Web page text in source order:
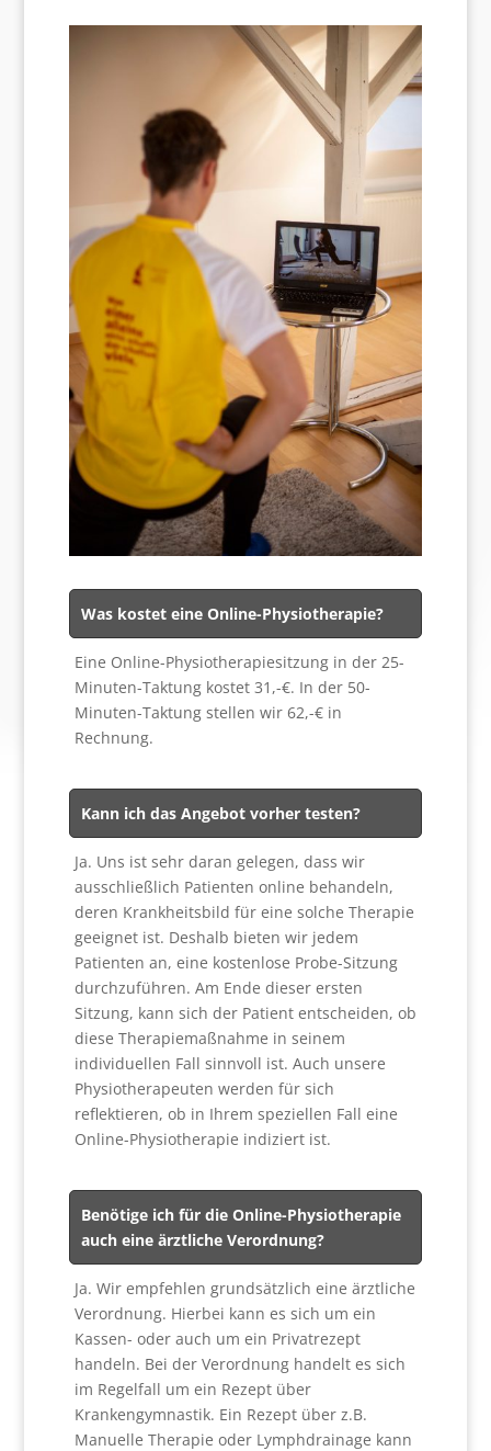
Was kostet eine Online-Physiotherapie?
Eine Online-Physiotherapiesitzung in der 25-
Minuten-Taktung kostet 31,-€. In der 50-
Minuten-Taktung stellen wir 62,-€ in
Rechnung.
Kann ich das Angebot vorher testen?
Ja. Uns ist sehr daran gelegen, dass wir
ausschließlich Patienten online behandeln,
deren Krankheitsbild für eine solche Therapie
geeignet ist. Deshalb bieten wir jedem
Patienten an, eine kostenlose Probe-Sitzung
durchzuführen. Am Ende dieser ersten
Sitzung, kann sich der Patient entscheiden, ob
diese Therapiemaßnahme in seinem
individuellen Fall sinnvoll ist. Auch unsere
Physiotherapeuten werden für sich
reflektieren, ob in Ihrem speziellen Fall eine
Online-Physiotherapie indiziert ist.
Benötige ich für die Online-Physiotherapie
auch eine ärztliche Verordnung?
Ja. Wir empfehlen grundsätzlich eine ärztliche
Verordnung. Hierbei kann es sich um ein
Kassen- oder auch um ein Privatrezept
handeln. Bei der Verordnung handelt es sich
im Regelfall um ein Rezept über
Krankengymnastik. Ein Rezept über z.B.
Manuelle Therapie oder Lymphdrainage kann